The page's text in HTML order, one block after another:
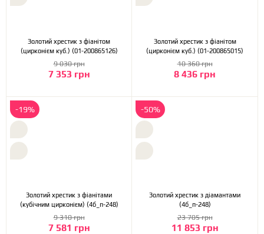
Золотий хрестик з фіанітом
(цирконієм куб.) (01-200865126)
7 353 грн
9 030 грн
Золотий хрестик з фіанітом
(цирконієм куб.) (01-200865015)
8 436 грн
10 360 грн
-19%
Золотий хрестик з фіанітами
(кубічним цирконієм) (4б_п-248)
7 581 грн
9 310 грн
-50%
Золотий хрестик з діамантами
(4б_п-248)
11 853 грн
23 705 грн